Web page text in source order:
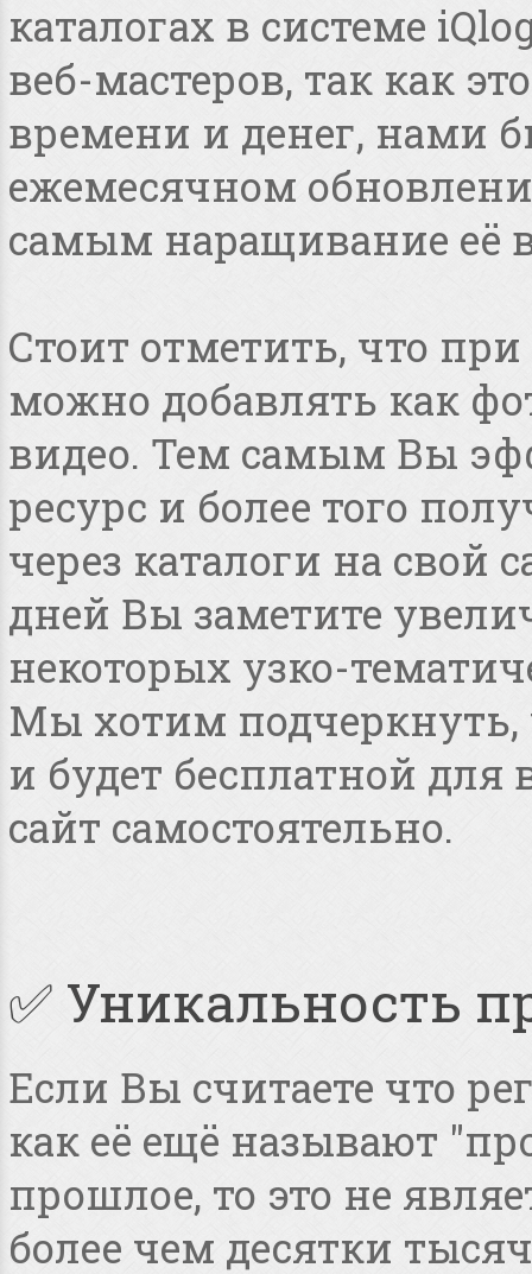
каталогах в системе
веб-мастеров, так как
времени и денег, нами
ежемесячном
самым наращивание её
Стоит отметить, что
можно добавлять как
видео. Тем самым Вы
ресурс и более того
через каталоги на свой
дней Вы заметите
некоторых узко-
Мы хотим подчеркнуть,
и будет бесплатной
сайт самостоятельно.
✅ Уникальность
Если Вы считаете что
как её ещё называют
прошлое, то это не
более чем десятки